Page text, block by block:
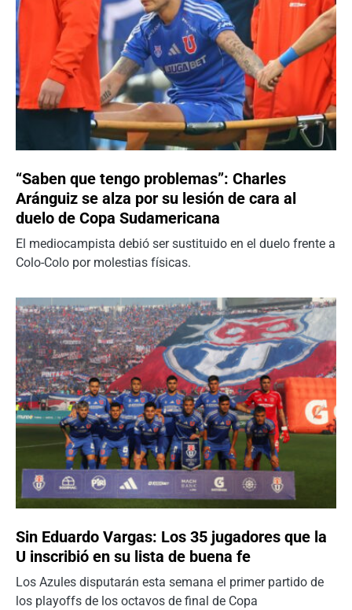
“Saben que tengo problemas”: Charles
Aránguiz se alza por su lesión de cara al
duelo de Copa Sudamericana
El mediocampista debió ser sustituido en el duelo frente a
Colo-Colo por molestias físicas.
Sin Eduardo Vargas: Los 35 jugadores que la
U inscribió en su lista de buena fe
Los Azules disputarán esta semana el primer partido de
los playoffs de los octavos de final de Copa